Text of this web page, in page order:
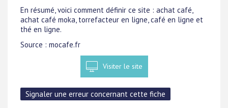
En résumé, voici comment définir ce site : achat café,
achat café moka, torrefacteur en ligne, café en ligne et
thé en ligne.
Source : mocafe.fr
Visiter le site